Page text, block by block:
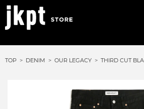
TOP DENIM OUR LEGACY THIRD CUT